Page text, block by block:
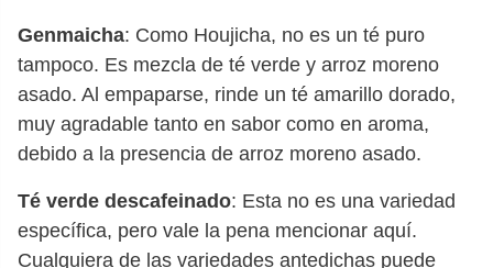
Genmaicha: Como Houjicha, no es un té puro
tampoco. Es mezcla de té verde y arroz moreno
asado. Al empaparse, rinde un té amarillo dorado,
muy agradable tanto en sabor como en aroma,
debido a la presencia de arroz moreno asado.
Té verde descafeinado: Esta no es una variedad
específica, pero vale la pena mencionar aquí.
Cualquiera de las variedades antedichas puede